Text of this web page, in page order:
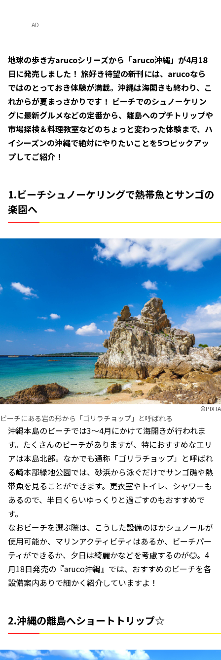
AD
地球の歩き方arucoシリーズから「aruco沖縄」が4月18
日に発売しました！ 旅好き待望の新刊には、arucoなら
ではのとっておき体験が満載。沖縄は海開きも終わり、こ
れからが夏まっさかりです！ ビーチでのシュノーケリン
グに最新グルメなどの定番から、離島へのプチトリップや
市場探検＆料理教室などのちょっと変わった体験まで、ハ
イシーズンの沖縄で絶対にやりたいことを5つピックアッ
プしてご紹介！
1.ビーチシュノーケリングで熱帯魚とサンゴの
楽園へ
©︎PIXTA
ビーチにある岩の形から「ゴリラチョップ」と呼ばれる
沖縄本島のビーチでは3〜4月にかけて海開きが行われま
す。たくさんのビーチがありますが、特におすすめなエリ
アは本島北部。なかでも通称「ゴリラチョップ」と呼ばれ
る崎本部緑地公園では、砂浜から泳ぐだけでサンゴ礁や熱
帯魚を見ることができます。更衣室やトイレ、シャワーも
あるので、半日くらいゆっくりと過ごすのもおすすめで
す。
なおビーチを選ぶ際は、こうした設備のほかシュノールが
使用可能か、マリンアクティビティはあるか、ビーチパー
ティができるか、夕日は綺麗かなどを考慮するのが◎。4
月18日発売の『aruco沖縄』では、おすすめのビーチを各
設備案内ありで細かく紹介していますよ！
2.沖縄の離島へショートトリップ☆